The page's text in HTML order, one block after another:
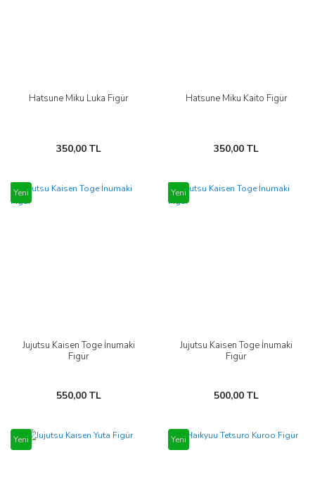
Hatsune Miku Luka Figür
350,00 TL
Hatsune Miku Kaito Figür
350,00 TL
Yeni
Jujutsu Kaisen Toge İnumaki
Figür
550,00 TL
Yeni
Jujutsu Kaisen Toge İnumaki
Figür
500,00 TL
Yeni Yeni